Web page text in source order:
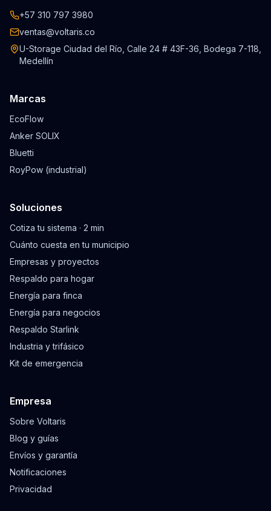
+57 310 797 3980
ventas@voltaris.co
U-Storage Ciudad del Río, Calle 24 # 43F-36, Bodega 7-118,
Medellín
Marcas
EcoFlow
Anker SOLIX
Bluetti
RoyPow (industrial)
Soluciones
Cotiza tu sistema · 2 min
Cuánto cuesta en tu municipio
Empresas y proyectos
Respaldo para hogar
Energía para finca
Energía para negocios
Respaldo Starlink
Industria y trifásico
Kit de emergencia
Empresa
Sobre Voltaris
Blog y guías
Envíos y garantía
Notificaciones
Privacidad